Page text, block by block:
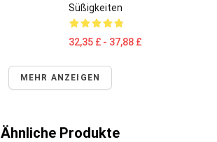
Süßigkeiten
32,35 £ - 37,88 £
MEHR ANZEIGEN
Ähnliche Produkte